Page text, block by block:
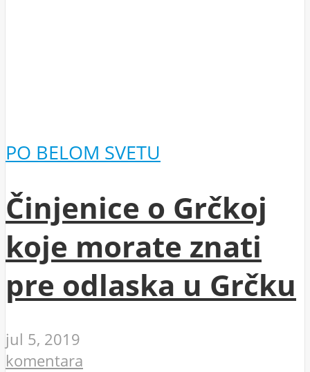
PO BELOM SVETU
Činjenice o Grčkoj
koje morate znati
pre odlaska u Grčku
jul 5, 2019
komentara